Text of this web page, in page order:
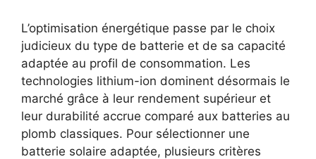
L’optimisation énergétique passe par le choix
judicieux du type de batterie et de sa capacité
adaptée au profil de consommation. Les
technologies lithium-ion dominent désormais le
marché grâce à leur rendement supérieur et
leur durabilité accrue comparé aux batteries au
plomb classiques. Pour sélectionner une
batterie solaire adaptée, plusieurs critères